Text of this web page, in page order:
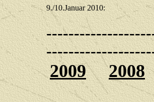
9./10.Januar 2010:
2009 2008